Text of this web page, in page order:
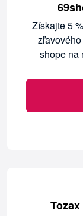
Získajte 5
shope na